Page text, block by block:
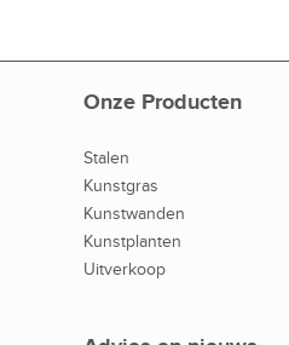
Onze Producten
Stalen
Kunstgras
Kunstwanden
Kunstplanten
Uitverkoop